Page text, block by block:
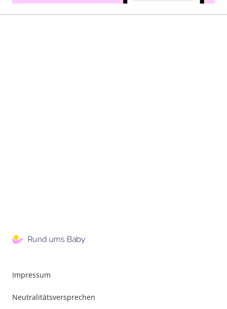
Impressum
Neutralitätsversprechen